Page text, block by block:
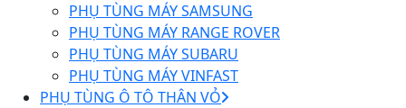
PHỤ TÙNG MÁY SAMSUNG
PHỤ TÙNG MÁY RANGE ROVER
PHỤ TÙNG MÁY SUBARU
PHỤ TÙNG MÁY VINFAST
PHỤ TÙNG Ô TÔ THÂN VỎ